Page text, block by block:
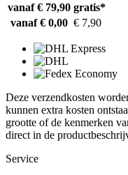
vanaf € 79,90 gratis*
vanaf € 0,00 € 7,90
Deze verzendkosten
kunnen extra kosten
grootte of de kenmerken
direct in de
Service